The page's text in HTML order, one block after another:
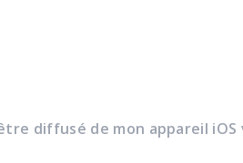
diffusé de mon appareil iOS